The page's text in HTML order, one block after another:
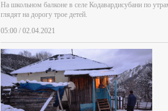
На школьном балконе в селе Кодавардисубани по
глядят на дорогу трое детей.
05:00 / 02.04.2021